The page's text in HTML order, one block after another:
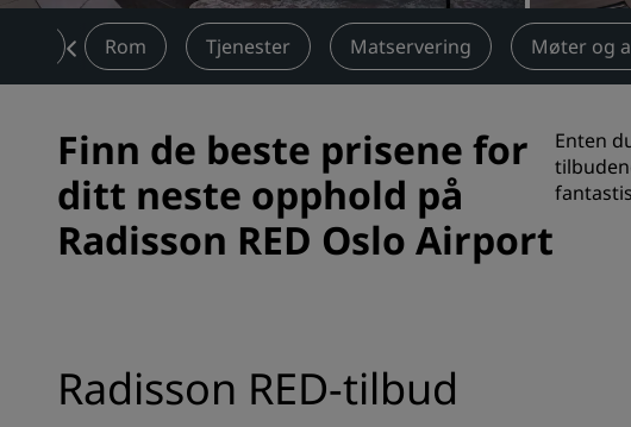
Rom Tjenester Matservering Møter og
Finn de beste prisene for
ditt neste opphold på
Radisson RED Oslo Airport
Enten
Radisson RED-tilbud